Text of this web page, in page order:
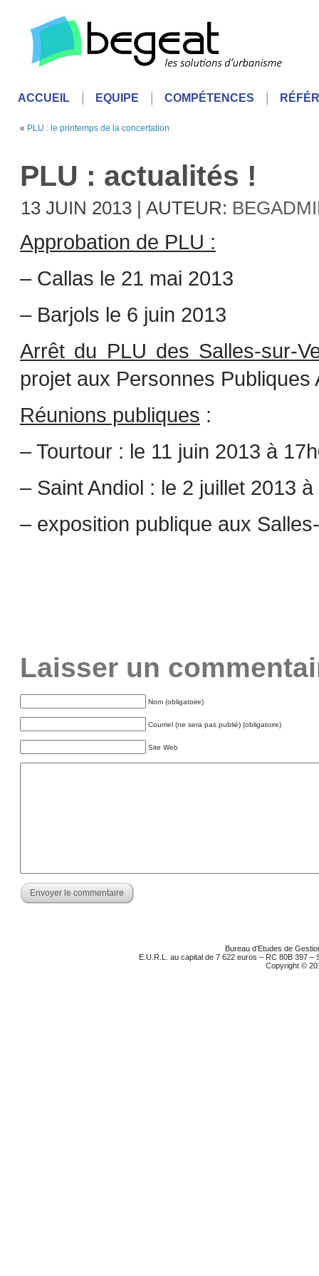
ACCUEIL EQUIPE COMPÉTENCES
« PLU : le printemps de la concertation
PLU : actualités !
13 JUIN 2013 | AUTEUR:
Approbation de PLU :
– Callas le 21 mai 2013
– Barjols le 6 juin 2013
Arrêt du PLU des Salles-sur-
projet aux Personnes
Réunions publiques :
– Tourtour : le 11 juin 2013 à
– Saint Andiol : le 2 juillet 2013
– exposition publique aux
Laisser un
Nom (obligatoire)
Courriel (ne sera pas publié) (obligatoire)
Site Web
Bureau d’Etudes de
E.U.R.L. au capital de 7 622 euros – RC 80B 397
Copyright ©